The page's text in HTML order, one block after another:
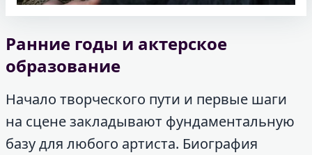
Ранние годы и актерское
образование
Начало творческого пути и первые шаги
на сцене закладывают фундаментальную
базу для любого артиста. Биография